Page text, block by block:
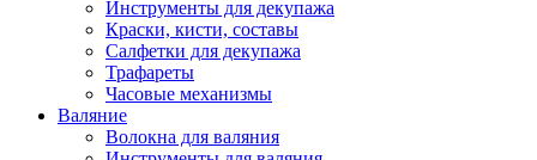
Инструменты для декупажа
Краски, кисти, составы
Салфетки для декупажа
Трафареты
Часовые механизмы
Валяние
Волокна для валяния